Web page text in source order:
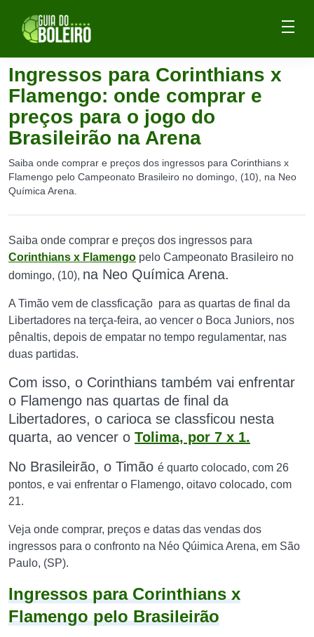
Ingressos para Corinthians x
Flamengo: onde comprar e
preços para o jogo do
Brasileirão na Arena
Saiba onde comprar e preços dos ingressos para Corinthians x
Flamengo pelo Campeonato Brasileiro no domingo, (10), na Neo
Química Arena.
Saiba onde comprar e preços dos ingressos para
Corinthians x Flamengo pelo Campeonato Brasileiro no
domingo, (10), na Neo Química Arena.
A Timão vem de classficação para as quartas de final da
Libertadores na terça-feira, ao vencer o Boca Juniors, nos
pênaltis, depois de empatar no tempo regulamentar, nas
duas partidas.
Com isso, o Corinthians também vai enfrentar
o Flamengo nas quartas de final da
Libertadores, o carioca se classficou nesta
quarta, ao vencer o Tolima, por 7 x 1.
No Brasileirão, o Timão é quarto colocado, com 26
pontos, e vai enfrentar o Flamengo, oitavo colocado, com
21.
Veja onde comprar, preços e datas das vendas dos
ingressos para o confronto na Néo Qúimica Arena, em São
Paulo, (SP).
Ingressos para Corinthians x
Flamengo pelo Brasileirão